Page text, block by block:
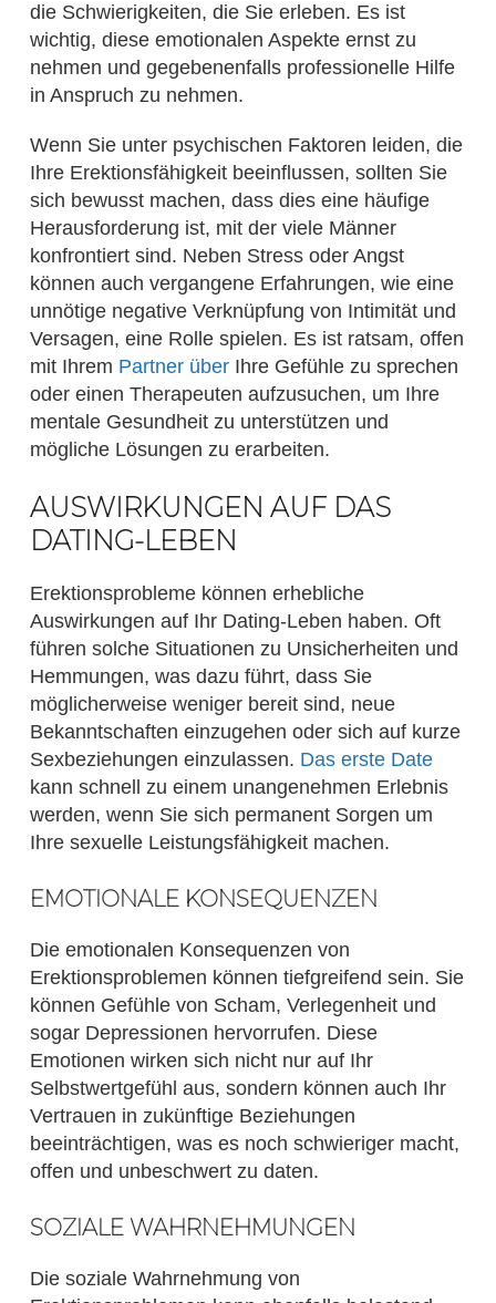
die Schwierigkeiten, die Sie erleben. Es ist
wichtig, diese emotionalen Aspekte ernst zu
nehmen und gegebenenfalls professionelle Hilfe
in Anspruch zu nehmen.
Wenn Sie unter psychischen Faktoren leiden, die
Ihre Erektionsfähigkeit beeinflussen, sollten Sie
sich bewusst machen, dass dies eine häufige
Herausforderung ist, mit der viele Männer
konfrontiert sind. Neben Stress oder Angst
können auch vergangene Erfahrungen, wie eine
unnötige negative Verknüpfung von Intimität und
Versagen, eine Rolle spielen. Es ist ratsam, offen
mit Ihrem Partner über Ihre Gefühle zu sprechen
oder einen Therapeuten aufzusuchen, um Ihre
mentale Gesundheit zu unterstützen und
mögliche Lösungen zu erarbeiten.
AUSWIRKUNGEN AUF DAS
DATING-LEBEN
Erektionsprobleme können erhebliche
Auswirkungen auf Ihr Dating-Leben haben. Oft
führen solche Situationen zu Unsicherheiten und
Hemmungen, was dazu führt, dass Sie
möglicherweise weniger bereit sind, neue
Bekanntschaften einzugehen oder sich auf kurze
Sexbeziehungen einzulassen. Das erste Date
kann schnell zu einem unangenehmen Erlebnis
werden, wenn Sie sich permanent Sorgen um
Ihre sexuelle Leistungsfähigkeit machen.
EMOTIONALE KONSEQUENZEN
Die emotionalen Konsequenzen von
Erektionsproblemen können tiefgreifend sein. Sie
können Gefühle von Scham, Verlegenheit und
sogar Depressionen hervorrufen. Diese
Emotionen wirken sich nicht nur auf Ihr
Selbstwertgefühl aus, sondern können auch Ihr
Vertrauen in zukünftige Beziehungen
beeinträchtigen, was es noch schwieriger macht,
offen und unbeschwert zu daten.
SOZIALE WAHRNEHMUNGEN
Die soziale Wahrnehmung von